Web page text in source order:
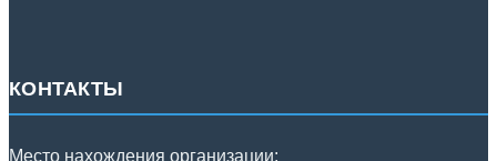
КОНТАКТЫ
Место нахождения организации: